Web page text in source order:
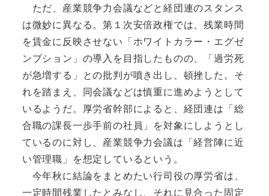
ただ、産業競争力会議などと経団連のスタンス
は微妙に異なる。第１次安倍政権では、残業時間
を賃金に反映させない「ホワイトカラー・エグゼ
ンプション」の導入を目指したものの、「過労死
が急増する」との批判が噴き出し、頓挫した。そ
れを踏まえ、同会議などは慎重に進めようとして
いるようだ。厚労省幹部によると、経団連は「総
合職の課長一歩手前の社員」を対象にしようとし
ているのに対し、産業競争力会議は「経営陣に近
い管理職」を想定しているという。
今年秋に結論をまとめたい行司役の厚労省は、
一定時間残業したとみなし、それに見合った固定